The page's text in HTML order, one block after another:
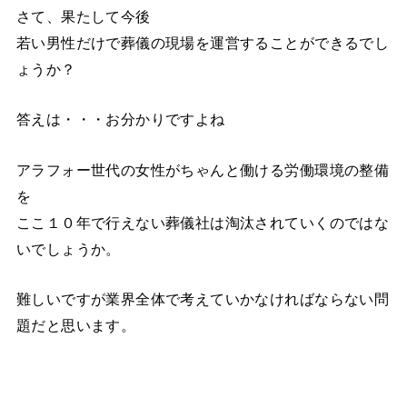
さて、果たして今後
若い男性だけで葬儀の現場を運営することができるでし
ょうか？
答えは・・・お分かりですよね
アラフォー世代の女性がちゃんと働ける労働環境の整備
を
ここ１０年で行えない葬儀社は淘汰されていくのではな
いでしょうか。
難しいですが業界全体で考えていかなければならない問
題だと思います。